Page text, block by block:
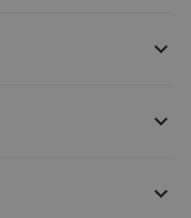


